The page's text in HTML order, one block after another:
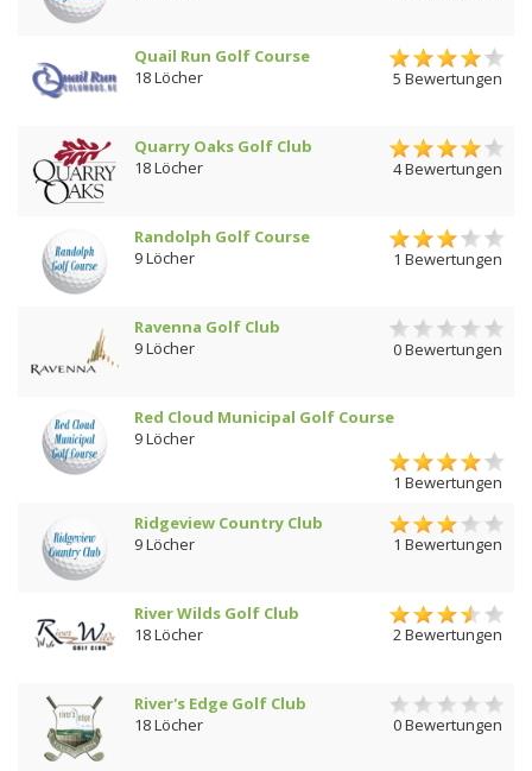
Quail Run Golf Course
18 Löcher
5 Bewertungen
Quarry Oaks Golf Club
18 Löcher
4 Bewertungen
Randolph Golf Course
9 Löcher
1 Bewertungen
Ravenna Golf Club
9 Löcher
0 Bewertungen
Red Cloud Municipal Golf Course
9 Löcher
1 Bewertungen
Ridgeview Country Club
9 Löcher
1 Bewertungen
River Wilds Golf Club
18 Löcher
2 Bewertungen
River's Edge Golf Club
18 Löcher
0 Bewertungen